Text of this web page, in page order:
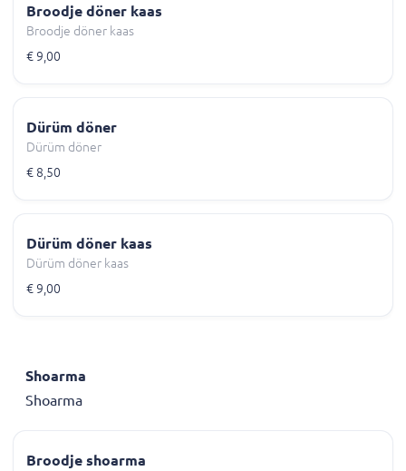
Broodje döner kaas
Broodje döner kaas
€ 9,00
Dürüm döner
Dürüm döner
€ 8,50
Dürüm döner kaas
Dürüm döner kaas
€ 9,00
Shoarma
Shoarma
Broodje shoarma